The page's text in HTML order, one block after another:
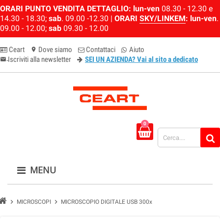
ORARI PUNTO VENDITA DETTAGLIO: lun-ven 08.30 - 12.30 e
14.30 - 18.30; sab. 09.00 -12.30 | ORARI SKY/LINKEM: lun-ven.
09.00 - 12.00; sab 09.30 - 12.00
Ceart location_on Dove siamo Contattaci Aiuto
email-newsletter
Iscriviti alla newsletter SEI UN AZIENDA? Vai al sito a dedicato
0
MENU
chevron_right MICROSCOPI chevron_right MICROSCOPIO DIGITALE USB 300x